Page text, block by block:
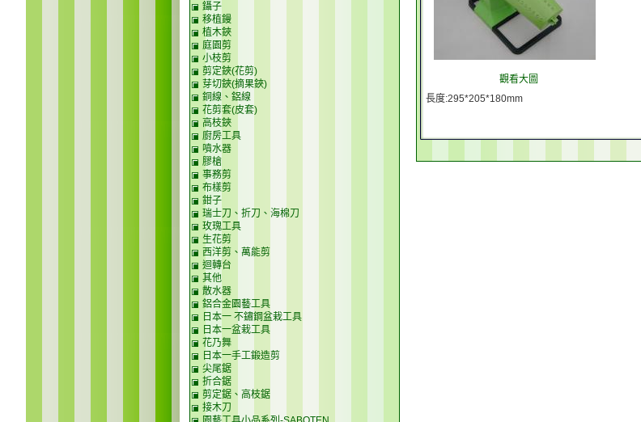
觀看大圖
長度:295*205*180mm
鑷子
移植鏝
植木鋏
庭園剪
小枝剪
剪定鋏(花剪)
芽切鋏(摘果鋏)
銅線、鋁線
花剪套(皮套)
高枝鋏
廚房工具
噴水器
膠槍
事務剪
布樣剪
鉗子
瑞士刀、折刀、海棉刀
玫瑰工具
生花剪
西洋剪、萬能剪
迴轉台
其他
散水器
鋁合金園藝工具
日本一 不鏽鋼盆栽工具
日本一盆栽工具
花乃舞
日本一手工鍛造剪
尖尾鋸
折合鋸
剪定鋸、高枝鋸
接木刀